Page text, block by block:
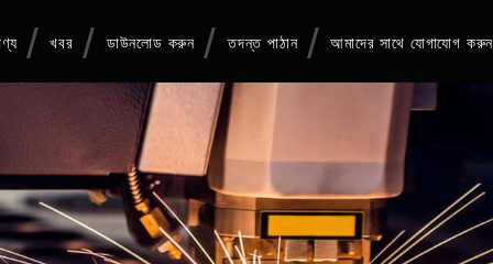
খবর ডাউনলোড করুন তদন্ত পাঠান আমাদের সাথে যোগাযোগ করুন